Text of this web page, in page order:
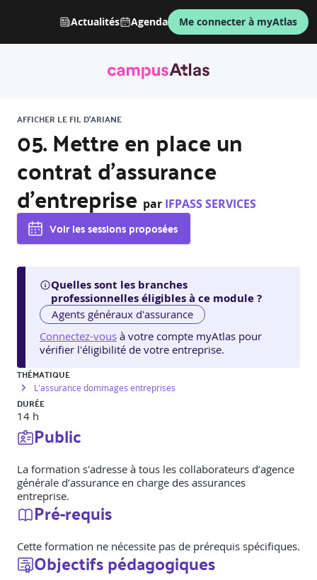
Actualités Agenda Me connecter à myAtlas
AFFICHER LE FIL D'ARIANE
05. Mettre en place un
contrat d’assurance
d’entreprise par IFPASS SERVICES
Voir les sessions proposées
Quelles sont les branches
professionnelles éligibles à ce module ?
Agents généraux d'assurance
Connectez-vous à votre compte myAtlas pour
vérifier l'éligibilité de votre entreprise.
THÉMATIQUE
L'assurance dommages entreprises
DURÉE
14 h
Public
La formation s'adresse à tous les collaborateurs d’agence
générale d’assurance en charge des assurances
entreprise.
Pré-requis
Cette formation ne nécessite pas de prérequis spécifiques.
Objectifs pédagogiques